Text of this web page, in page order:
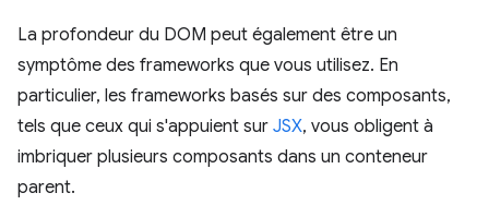
La profondeur du DOM peut également être un
symptôme des frameworks que vous utilisez. En
particulier, les frameworks basés sur des composants,
tels que ceux qui s'appuient sur JSX, vous obligent à
imbriquer plusieurs composants dans un conteneur
parent.